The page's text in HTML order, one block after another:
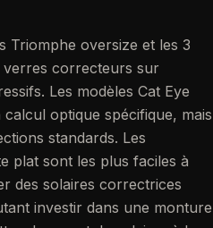
Triomphe oversize et les 3
verres correcteurs sur
Les modèles Cat Eye
optique spécifique, mais
standards. Les
plat sont les plus faciles à
des solaires correctrices
investir dans une monture